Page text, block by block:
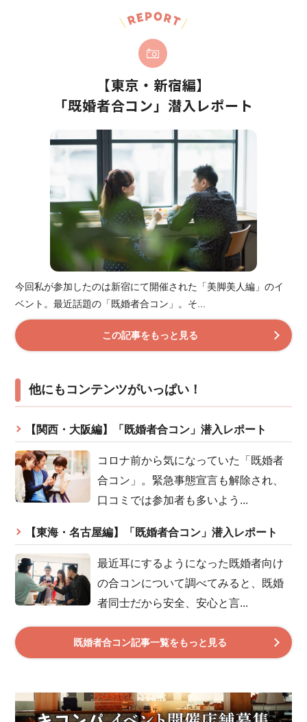
【東京・新宿編】
「既婚者合コン」潜入レポート
今回私が参加したのは新宿にて開催された「美脚美人編」のイ
ベント。最近話題の「既婚者合コン」。そ...
この記事をもっと見る
他にもコンテンツがいっぱい！
【関西・大阪編】「既婚者合コン」潜入レポート
コロナ前から気になっていた「既婚者
合コン」。緊急事態宣言も解除され、
口コミでは参加者も多いよう...
【東海・名古屋編】「既婚者合コン」潜入レポート
最近耳にするようになった既婚者向け
の合コンについて調べてみると、既婚
者同士だから安全、安心と言...
既婚者合コン記事一覧をもっと見る